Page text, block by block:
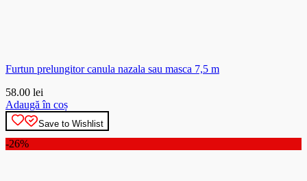
Furtun prelungitor canula nazala sau masca 7,5 m
58.00 lei
Adaugă în coș
Save to Wishlist
-26%